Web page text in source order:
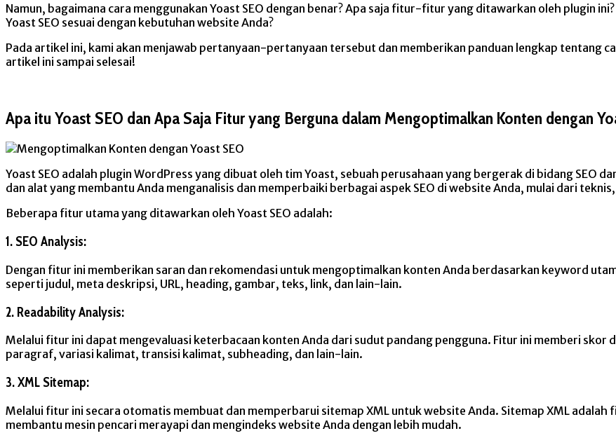
Namun, bagaimana cara menggunakan Yoast SEO dengan benar? Apa saja fitur-fitur yang ditawarkan oleh plugin
Yoast SEO sesuai dengan kebutuhan website Anda?
Pada artikel ini, kami akan menjawab pertanyaan-pertanyaan tersebut dan memberikan panduan lengkap tentang
artikel ini sampai selesai!
Apa itu Yoast SEO dan Apa Saja Fitur yang Berguna dalam Mengoptimalkan Konten dengan
Yoast SEO adalah plugin WordPress yang dibuat oleh tim Yoast, sebuah perusahaan yang bergerak di bidang SEO
dan alat yang membantu Anda menganalisis dan memperbaiki berbagai aspek SEO di website Anda, mulai dari
Beberapa fitur utama yang ditawarkan oleh Yoast SEO adalah:
1. SEO Analysis:
Dengan fitur ini memberikan saran dan rekomendasi untuk mengoptimalkan konten Anda berdasarkan keyword
seperti judul, meta deskripsi, URL, heading, gambar, teks, link, dan lain-lain.
2. Readability Analysis:
Melalui fitur ini dapat mengevaluasi keterbacaan konten Anda dari sudut pandang pengguna. Fitur ini memberi skor
paragraf, variasi kalimat, transisi kalimat, subheading, dan lain-lain.
3. XML Sitemap:
Melalui fitur ini secara otomatis membuat dan memperbarui sitemap XML untuk website Anda. Sitemap XML adalah
membantu mesin pencari merayapi dan mengindeks website Anda dengan lebih mudah.